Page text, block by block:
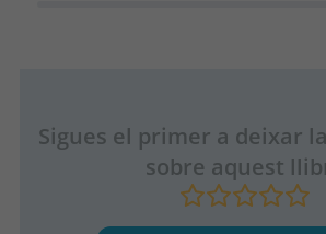
Sigues el primer a deixar
sobre aquest